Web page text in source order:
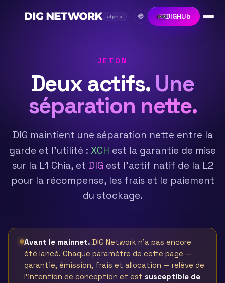
alpha 🌐 DIGHUb
JETON
Deux actifs. Une
séparation nette.
DIG maintient une séparation nette entre la
garde et l'utilité : XCH est la garantie de mise
sur la L1 Chia, et DIG est l'actif natif de la L2
pour la récompense, les frais et le paiement
du stockage.
Avant le mainnet. DIG Network n'a pas encore
été lancé. Chaque paramètre de cette page —
garantie, émission, frais et allocation — relève de
l'intention de conception et est susceptible de